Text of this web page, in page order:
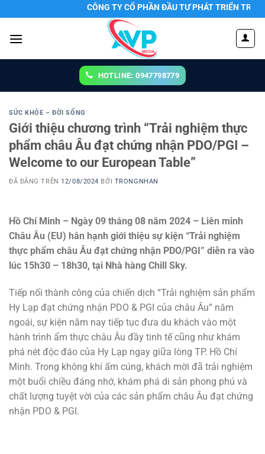
đến
nội
CÔNG TY CỔ PHẦN ĐẦU TƯ PHÁT TRIỂN TRUYỀN
HOTLINE: 0947798779
SỨC KHỎE – ĐỜI SỐNG
Giới thiệu chương trình “Trải nghiệm thực
phẩm châu Âu đạt chứng nhận PDO/PGI –
Welcome to our European Table”
ĐÃ ĐĂNG TRÊN 12/08/2024 BỞI TRONGNHAN
Hồ Chí Minh – Ngày 09 tháng 08 năm 2024 – Liên minh
Châu Âu (EU) hân hạnh giới thiệu sự kiện “Trải nghiệm
thực phẩm châu Âu đạt chứng nhận PDO/PGI” diễn ra vào
lúc 15h30 – 18h30, tại Nhà hàng Chill Sky.
Tiếp nối thành công của chiến dịch “Trải nghiệm sản phẩm
Hy Lạp đạt chứng nhận PDO & PGI của châu Âu” năm
ngoái, sự kiện năm nay tiếp tục đưa du khách vào một
hành trình ẩm thực châu Âu đầy tinh tế cũng như khám
phá nét độc đáo của Hy Lạp ngay giữa lòng TP. Hồ Chí
Minh. Trong không khí ấm cúng, khách mời đã trải nghiệm
một buổi chiều đáng nhớ, khám phá di sản phong phú và
chất lượng tuyệt vời của các sản phẩm châu Âu đạt chứng
nhận PDO & PGI.